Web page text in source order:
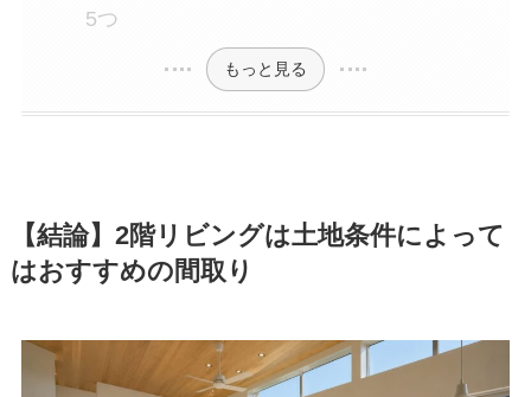
5つ
もっと見る
【結論】2階リビングは土地条件によって
はおすすめの間取り